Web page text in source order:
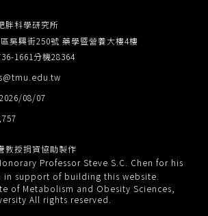
胖科學研究所
吳興街250號 藥學暨營養大樓4樓
1661分機28364
08/07
教授捐資協助製作
Professor Steve S.C. Chen for his
in support of building this website.
of Metabolism and Obesity Sciences,
All rights reserved.